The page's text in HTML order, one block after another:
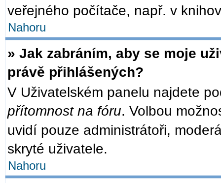
veřejného počítače, např. v
Nahoru
» Jak zabráním, aby se moje
právě přihlášených?
V Uživatelském panelu najdete
přítomnost na fóru. Volbou
uvidí pouze administrátoři,
skryté uživatele.
Nahoru